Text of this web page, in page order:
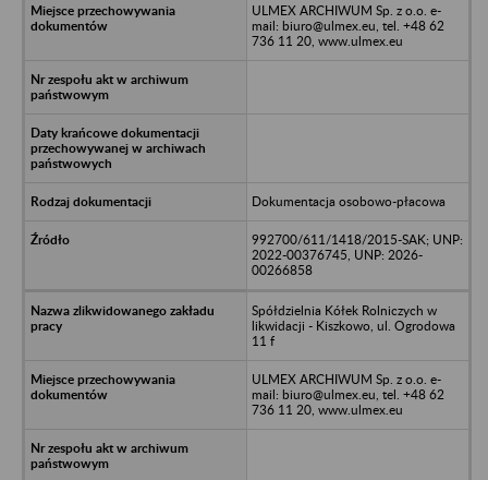
ULMEX ARCHIWUM Sp. z o.o. e-
mail: biuro@ulmex.eu, tel. +48 62
736 11 20, www.ulmex.eu
Dokumentacja osobowo-płacowa
992700/611/1418/2015-SAK; UNP:
2022-00376745, UNP: 2026-
00266858
Spółdzielnia Kółek Rolniczych w
likwidacji - Kiszkowo, ul. Ogrodowa
11 f
ULMEX ARCHIWUM Sp. z o.o. e-
mail: biuro@ulmex.eu, tel. +48 62
736 11 20, www.ulmex.eu